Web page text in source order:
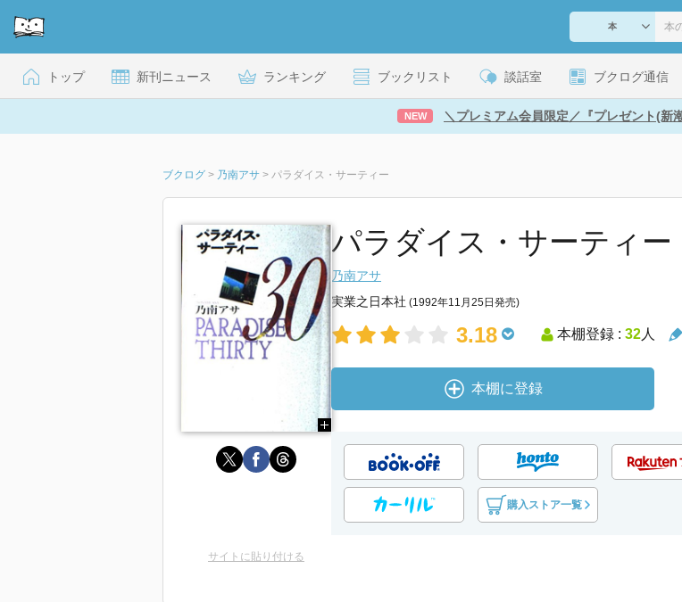
トップ 新刊ニュース ランキング ブックリスト 談話室 ブクログ通信
NEW ＼プレミアム会員限定／『プレゼント(新
ブクログ > 乃南アサ > パラダイス・サーティー
パラダイス・サーティー
乃南アサ
実業之日本社 (1992年11月25日発売)
3.18 本棚登録 : 32人
本棚に登録
購入ストア一覧
サイトに貼り付ける